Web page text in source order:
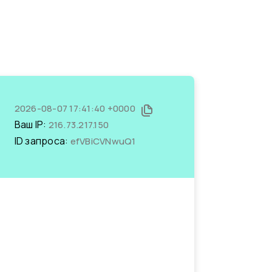
2026-08-07 17:41:40 +0000
Ваш IP: 216.73.217.150
ID запроса: efVBiCVNwuQ1